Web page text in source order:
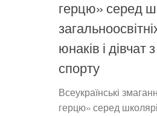
герцю» серед
юнаків і дівчат
спорту
Всеукраїнські
герцю» серед